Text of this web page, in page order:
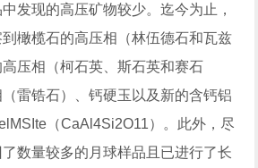
发现的高压矿物较少。迄今为止，
橄榄石的高压相（林伍德石和瓦兹
压相（柯石英、斯石英和赛石
雷锆石）、钙硬玉以及新的含钙铝
（CaAl4Si2O11）。此外，尽
数量较多的月球样品且已进行了长